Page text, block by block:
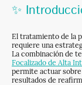
✨
El tratamiento de la
requiere una
La combinación de
Focalizado de Alta
permite actuar
resultados de